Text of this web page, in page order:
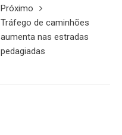
Próximo
Tráfego de caminhões
aumenta nas estradas
pedagiadas